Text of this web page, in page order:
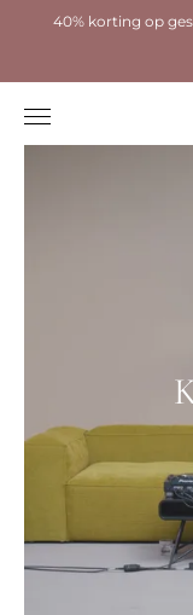
40% korting op